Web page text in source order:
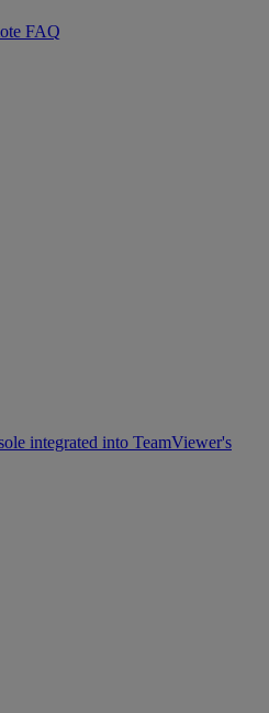
FAQ
integrated into TeamViewer's